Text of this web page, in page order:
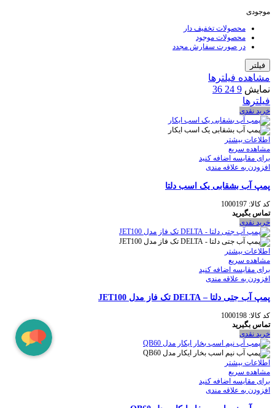
موجودی
محصولات تخفیف دار
محصولات موجود
در صورت سفارش مجدد
فیلتر
مشاهده فیلترها
نمایش 9
24
36
فیلترها
خرید نقدی
اطلاعات بیشتر
مشاهده سریع
برای مقایسه اضافه کنید
افزودن به علاقه مندی
پمپ آب بشقابی یک اسب دلتا
کد کالا: 1000197
تماس بگیرید
خرید نقدی
اطلاعات بیشتر
مشاهده سریع
برای مقایسه اضافه کنید
افزودن به علاقه مندی
پمپ آب جتی دلتا – DELTA تک فاز مدل JET100
کد کالا: 1000198
تماس بگیرید
خرید نقدی
اطلاعات بیشتر
مشاهده سریع
برای مقایسه اضافه کنید
افزودن به علاقه مندی